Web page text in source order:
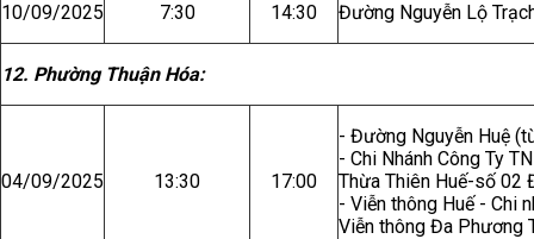
10/09/2025 7:30 14:30 Đường Nguyễn Lộ
12. Phường Thuận Hóa:
04/09/2025 13:30 17:00
- Đường Nguyễn Huệ
- Chi Nhánh Công Ty
Thừa Thiên Huế-số 02
- Viễn thông Huế - Chi
Viễn thông Đa Phương